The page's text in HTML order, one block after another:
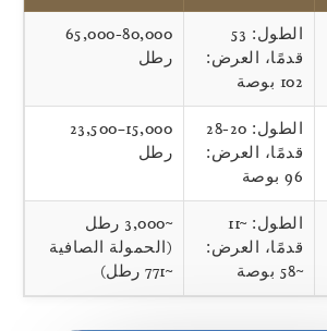
الطول: 53
قدمًا، العرض:
65,000-80,000
رطل
الطول: 20-28
قدمًا، العرض:
15,000–23,500
رطل
الطول: ~11
قدمًا، العرض:
~3,000 رطل
(الحمولة الصافية